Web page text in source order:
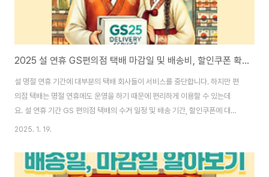
2025 설 연휴 GS편의점 택배 마감일 및 배송비, 할인쿠폰 확인하기
설 명절 연휴 기간에 대부분의 택배 회사들이 서비스를 중단합니다. 하지만 편
의점 택배는 명절 연휴에도 운영을 하기 때문에 편리하게 이용할 수 있는데
요. 설 연휴 기간 GS 편의점 택배의 수거 일정 및 배송 기간, 할인쿠폰에 대해
서 정확하게 설명드리니 도움이 되었으면 좋겠습니다. 1. GS편의점 택배 마감
다. 1) 일반 택배 국내/국제 일반 택배의 접수 마감은 지역별로 아래와 같이 조
금 차이가 있습니다. 제주/도서 산간그외 일반지역접수 마감23일목)24일(금)
2025. 1. 19.